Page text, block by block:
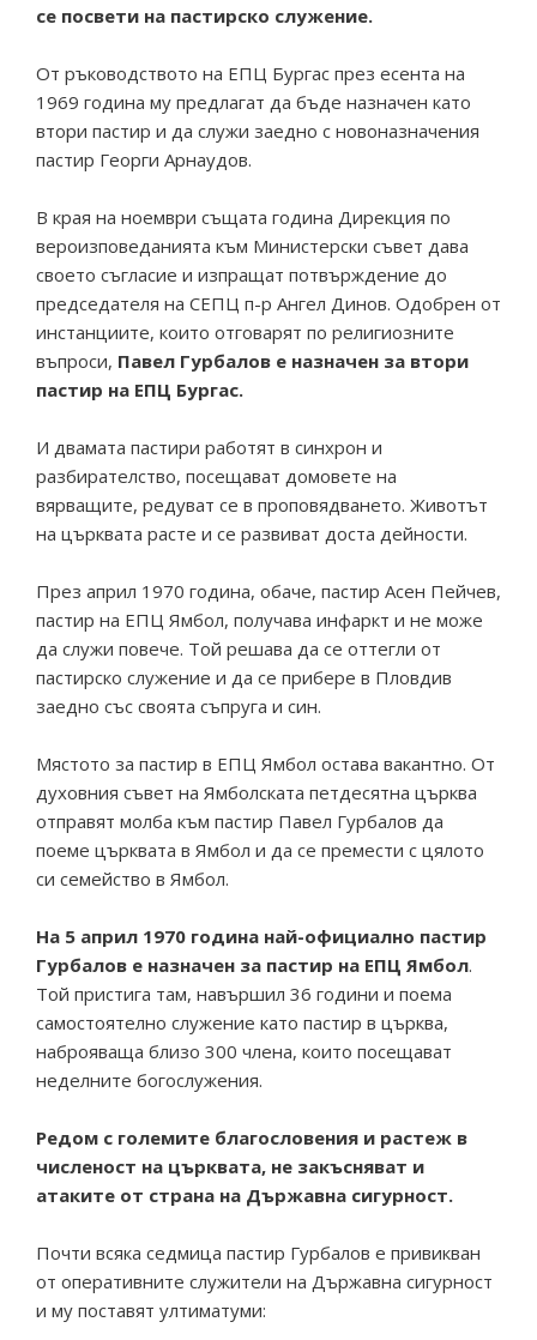
се посвети на пастирско служение.
От ръководството на ЕПЦ Бургас през есента на
1969 година му предлагат да бъде назначен като
втори пастир и да служи заедно с новоназначения
пастир Георги Арнаудов.
В края на ноември същата година Дирекция по
вероизповеданията към Министерски съвет дава
своето съгласие и изпращат потвърждение до
председателя на СЕПЦ п-р Ангел Динов. Одобрен от
инстанциите, които отговарят по религиозните
въпроси, Павел Гурбалов е назначен за втори
пастир на ЕПЦ Бургас.
И двамата пастири работят в синхрон и
разбирателство, посещават домовете на
вярващите, редуват се в проповядването. Животът
на църквата расте и се развиват доста дейности.
През април 1970 година, обаче, пастир Асен Пейчев,
пастир на ЕПЦ Ямбол, получава инфаркт и не може
да служи повече. Той решава да се оттегли от
пастирско служение и да се прибере в Пловдив
заедно със своята съпруга и син.
Мястото за пастир в ЕПЦ Ямбол остава вакантно. От
духовния съвет на Ямболската петдесятна църква
отправят молба към пастир Павел Гурбалов да
поеме църквата в Ямбол и да се премести с цялото
си семейство в Ямбол.
На 5 април 1970 година най-официално пастир
Гурбалов е назначен за пастир на ЕПЦ Ямбол.
Той пристига там, навършил 36 години и поема
самостоятелно служение като пастир в църква,
наброяваща близо 300 члена, които посещават
неделните богослужения.
Редом с големите благословения и растеж в
численост на църквата, не закъсняват и
атаките от страна на Държавна сигурност.
Почти всяка седмица пастир Гурбалов е привикван
от оперативните служители на Държавна сигурност
и му поставят ултиматуми: